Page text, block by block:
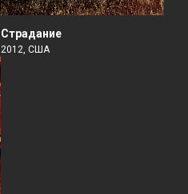
Страдание
2012, США